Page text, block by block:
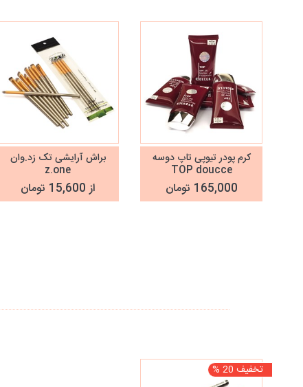
کرم پودر تیوپی تاپ دوسه
TOP doucce
165,000 تومان
براش آرایشی تک زد.وان
z.one
از 15,600 تومان
تخفیف 20 %